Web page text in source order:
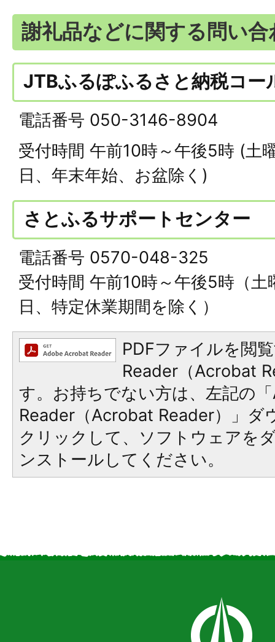
謝礼品などに関する問い合
JTBふるぽふるさと納税コー
電話番号 050-3146-8904
受付時間 午前10時～午後5時 (土
日、年末年始、お盆除く)
さとふるサポートセンター
電話番号 0570-048-325
受付時間 午前10時～午後5時（土
日、特定休業期間を除く）
PDFファイルを閲
Reader（Acrobat
す。お持ちでない方は、左記の
Reader（Acrobat Reader）」ダ
クリックして、ソフトウェアを
ンストールしてください。